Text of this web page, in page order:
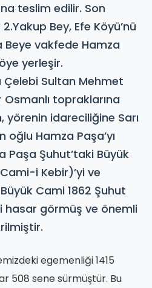
teslim edilir. Son
Bey, Efe Köyü’nü
Beye vakfede Hamza
yerleşir.
Çelebi Sultan Mehmet
topraklarına
yörenin idareciliğine Sarı
oğlu Hamza Paşa’yı
Paşa Şuhut’taki Büyük
i Kebir)’yi ve
Cami 1862 Şuhut
hasar görmüş ve önemli
egemenliği 1415
508 sene sürmüştür. Bu